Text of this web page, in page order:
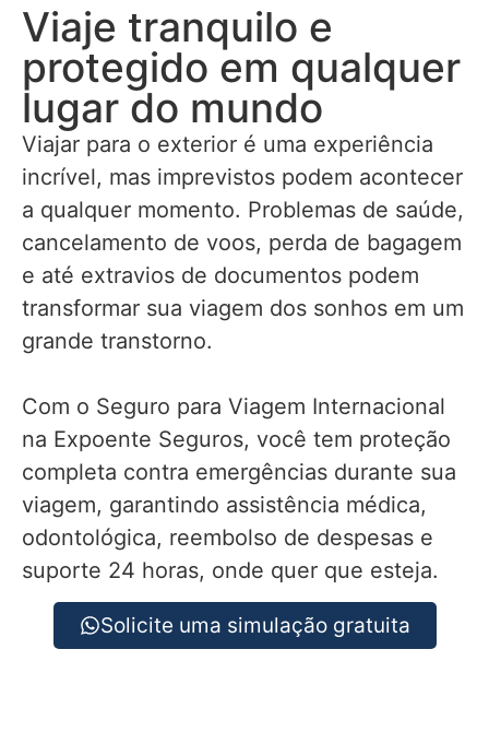
Viaje tranquilo e
protegido em qualquer
lugar do mundo
Viajar para o exterior é uma experiência
incrível, mas imprevistos podem acontecer
a qualquer momento. Problemas de saúde,
cancelamento de voos, perda de bagagem
e até extravios de documentos podem
transformar sua viagem dos sonhos em um
grande transtorno.
Com o Seguro para Viagem Internacional
na Expoente Seguros, você tem proteção
completa contra emergências durante sua
viagem, garantindo assistência médica,
odontológica, reembolso de despesas e
suporte 24 horas, onde quer que esteja.
Solicite uma simulação gratuita